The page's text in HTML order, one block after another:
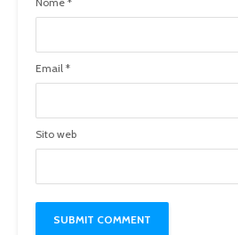
Email *
Sito web